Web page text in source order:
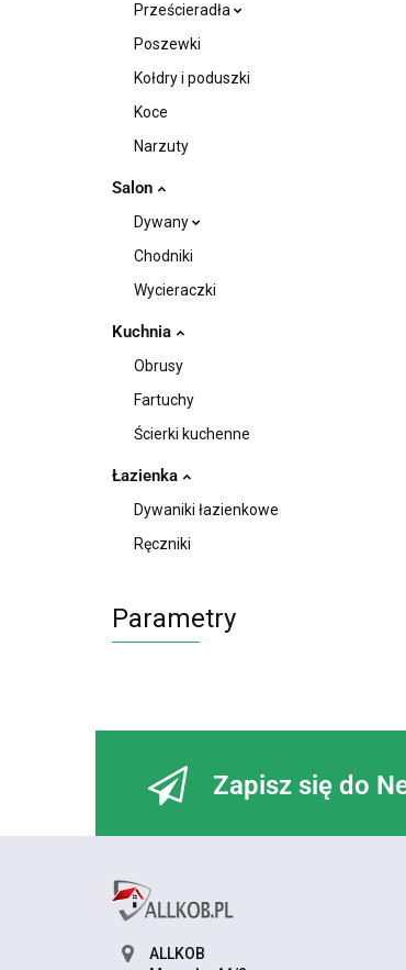
Prześcieradła
Poszewki
Kołdry i poduszki
Koce
Narzuty
Salon
Dywany
Chodniki
Wycieraczki
Kuchnia
Obrusy
Fartuchy
Ścierki kuchenne
Łazienka
Dywaniki łazienkowe
Ręczniki
Parametry
Zapisz się do
ALLKOB